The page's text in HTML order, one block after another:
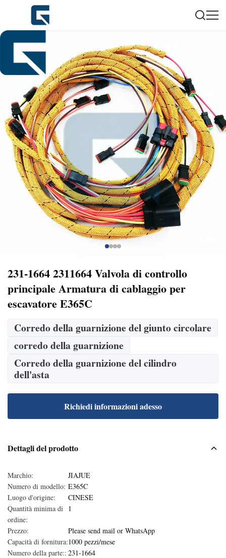
231-1664 2311664 Valvola di controllo
principale Armatura di cablaggio per
escavatore E365C
Corredo della guarnizione del giunto circolare
corredo della guarnizione
Corredo della guarnizione del cilindro
dell'asta
Richiedi informazioni adesso
Dettagli del prodotto
Marchio:
JIAJUE
Numero di modello: E365C
Luogo d'origine:
CINESE
Quantità minima di
ordine:
1
Prezzo:
Please send mail or WhatsApp
Capacità di fornitura:1000 pezzi/mese
Numero della parte:: 231-1664